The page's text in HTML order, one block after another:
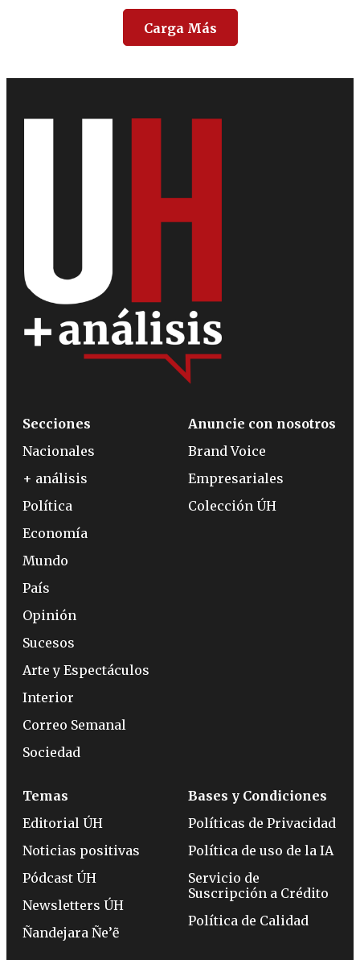
Carga Más
Secciones
Nacionales
+ análisis
Política
Economía
Mundo
País
Opinión
Sucesos
Arte y Espectáculos
Interior
Correo Semanal
Sociedad
Anuncie con nosotros
Brand Voice
Empresariales
Colección ÚH
Temas
Editorial ÚH
Noticias positivas
Pódcast ÚH
Newsletters ÚH
Ñandejara Ñe’ẽ
Bases y Condiciones
Políticas de Privacidad
Política de uso de la IA
Servicio de
Suscripción a Crédito
Política de Calidad